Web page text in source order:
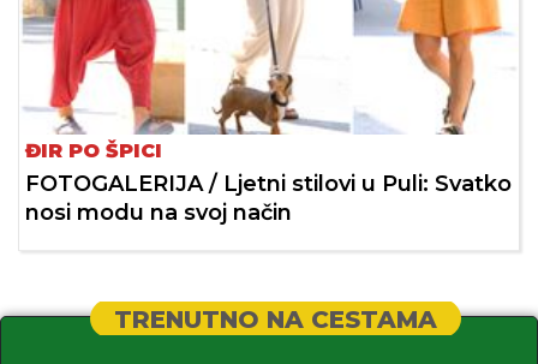
ĐIR PO ŠPICI
FOTOGALERIJA / Ljetni stilovi u Puli: Svatko
nosi modu na svoj način
TRENUTNO NA CESTAMA